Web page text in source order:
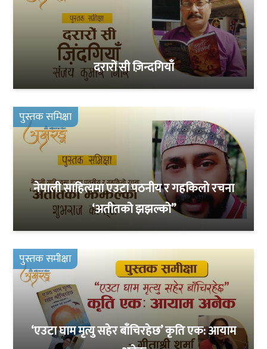
दरारों सी ज़िन्दगियाँ
पुस्तक समिक्षा
नेपाली साहित्यमा एउटा पठनीय र गहकिलो रचना
‘अतीतको झझल्को”
पुस्तक समीक्षा
‘एउटा घाम मृत्यु सहेर बाँचिरहेछ’ कृति एक: आयाम